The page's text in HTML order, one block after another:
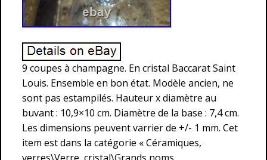
9 coupes à champagne. En cristal Baccarat Saint
Louis. Ensemble en bon état. Modèle ancien, ne
sont pas estampilés. Hauteur x diamètre au
buvant : 10,9×10 cm. Diamètre de la base : 7,4 cm.
Les dimensions peuvent varrier de +/- 1 mm. Cet
item est dans la catégorie « Céramiques,